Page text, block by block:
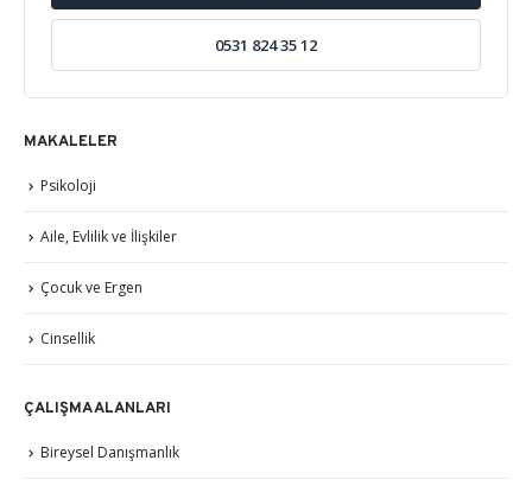
0531 824 35 12
MAKALELER
Psikoloji
Aile, Evlilik ve İlişkiler
Çocuk ve Ergen
Cinsellik
ÇALIŞMA ALANLARI
Bireysel Danışmanlık